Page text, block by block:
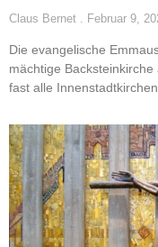
Claus Bernet Februar 9,
Die evangelische
mächtige
fast alle